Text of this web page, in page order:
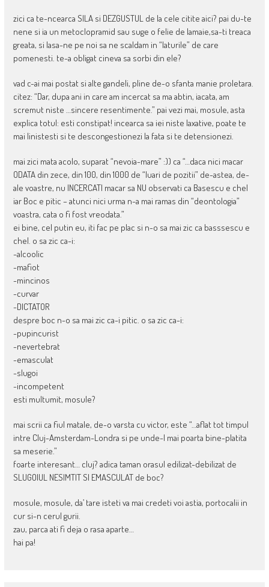
zici ca te-ncearca SILA si DEZGUSTUL de la cele citite aici? pai du-te
nene si ia un metoclopramid sau suge o felie de lamaie,sa-ti treaca
greata, si lasa-ne pe noi sa ne scaldam in “laturile” de care
pomenesti. te-a obligat cineva sa sorbi din ele?
vad c-ai mai postat si alte gandeli, pline de-o sfanta manie proletara.
citez: “Dar, dupa ani in care am incercat sa ma abtin, iacata, am
scremut niste …sincere resentimente.” pai vezi mai, mosule, asta
explica totul: esti constipat! incearca sa iei niste laxative, poate te
mai linistesti si te descongestionezi la fata si te detensionezi.
mai zici mata acolo, suparat “nevoia-mare” :)) ca “…daca nici macar
ODATA din zece, din 100, din 1000 de “luari de pozitii” de-astea, de-
ale voastre, nu INCERCATI macar sa NU observati ca Basescu e chel
iar Boc e pitic – atunci nici urma n-a mai ramas din “deontologia”
voastra, cata o fi fost vreodata.”
ei bine, cel putin eu, iti fac pe plac si n-o sa mai zic ca basssescu e
chel. o sa zic ca-i:
-alcoolic
-mafiot
-mincinos
-curvar
-DICTATOR
despre boc n-o sa mai zic ca-i pitic. o sa zic ca-i:
-pupincurist
-nevertebrat
-emasculat
-slugoi
-incompetent
esti multumit, mosule?
mai scrii ca fiul matale, de-o varsta cu victor, este “…aflat tot timpul
intre Cluj-Amsterdam-Londra si pe unde-l mai poarta bine-platita
sa meserie.”
foarte interesant… cluj? adica taman orasul edilizat-debilizat de
SLUGOIUL NESIMTIT SI EMASCULAT de boc?
mosule, mosule, da’ tare isteti va mai credeti voi astia, portocalii in
cur si-n cerul gurii.
zau, parca ati fi deja o rasa aparte…
hai pa!